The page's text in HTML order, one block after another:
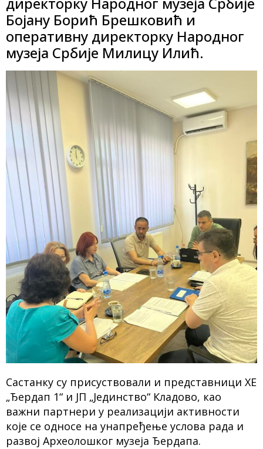
Бојану Борић Брешковић и
оперативну директорку Народног
музеја Србије Милицу Илић.
Састанку су присуствовали и представници ХЕ
„Ђердап 1“ и ЈП „Јединство“ Кладово, као
важни партнери у реализацији активности
које се односе на унапређење услова рада и
развој Археолошког музеја Ђердапа.